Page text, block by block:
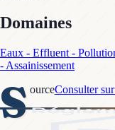
Domaines
Eaux - Effluent -
- Assainissement
S ourceConsulter